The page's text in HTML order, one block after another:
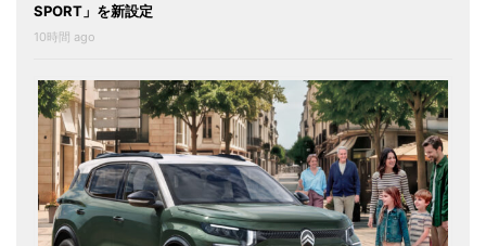
SPORT」を新設定
10時間 ago